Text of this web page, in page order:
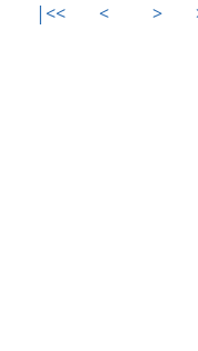
|<< < >